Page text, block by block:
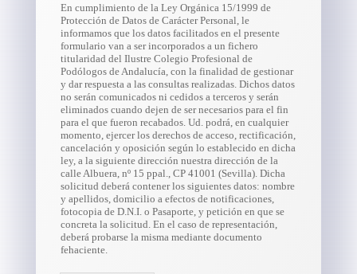
En cumplimiento de la Ley Orgánica 15/1999 de
Protección de Datos de Carácter Personal, le
informamos que los datos facilitados en el presente
formulario van a ser incorporados a un fichero
titularidad del Ilustre Colegio Profesional de
Podólogos de Andalucía, con la finalidad de gestionar
y dar respuesta a las consultas realizadas. Dichos datos
no serán comunicados ni cedidos a terceros y serán
eliminados cuando dejen de ser necesarios para el fin
para el que fueron recabados. Ud. podrá, en cualquier
momento, ejercer los derechos de acceso, rectificación,
cancelación y oposición según lo establecido en dicha
ley, a la siguiente dirección nuestra dirección de la
calle Albuera, nº 15 ppal., CP 41001 (Sevilla). Dicha
solicitud deberá contener los siguientes datos: nombre
y apellidos, domicilio a efectos de notificaciones,
fotocopia de D.N.I. o Pasaporte, y petición en que se
concreta la solicitud. En el caso de representación,
deberá probarse la misma mediante documento
fehaciente.